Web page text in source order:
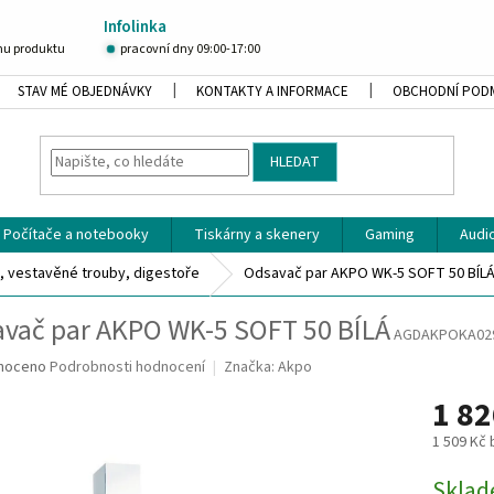
Infolinka
produktu pracovní dny 09:00-17:00
STAV MÉ OBJEDNÁVKY KONTAKTY A INFORMACE OBCHODNÍ
HLEDAT
Počítače a notebooky Tiskárny a skenery Gaming
vestavěné trouby, digestoře Odsavač par AKPO WK-5 SOFT 50 BÍLÁ
par AKPO WK-5 SOFT 50 BÍLÁ
Podrobnosti hodnocení Značka: Akpo
1
1 509 Kč